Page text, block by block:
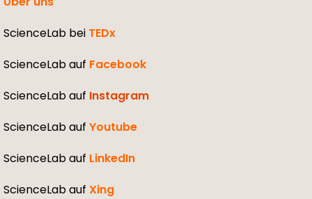
ScienceLab bei TEDx
ScienceLab auf Facebook
ScienceLab auf Instagram
ScienceLab auf Youtube
ScienceLab auf LinkedIn
ScienceLab auf Xing